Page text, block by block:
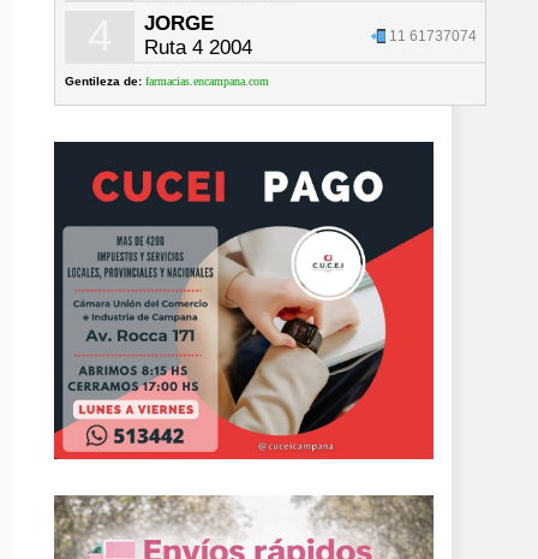
JORGE
Ruta 4 2004
11 61737074
Gentileza de: farmacias.encampana.com